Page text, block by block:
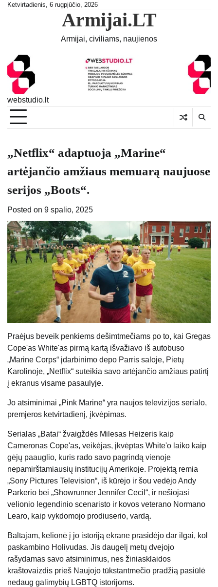
SkipKetvirtadienis, 6 rugpjūčio, 2026
Armijai.LT
Armijai, civiliams, naujienos
webstudio.lt
„Netflix“ adaptuoja „Marine“
artėjančio amžiaus memuarą naujuose
serijos „Boots“.
Posted on 9 spalio, 2025
Praėjus beveik penkiems dešimtmečiams po to, kai Gregas
Cope'as White'as pirmą kartą išvažiavo iš autobuso
„Marine Corps“ įdarbinimo depo Parris saloje, Pietų
Karolinoje, „Netflix“ suteikia savo artėjančio amžiaus patirtį
į ekranus visame pasaulyje.
Jo atsiminimai „Pink Marine“ yra naujos televizijos serialo,
premjeros ketvirtadienį, įkvėpimas.
Serialas „Batai“ žvaigždės Milesas Heizeris kaip
Cameronas Cope'as, veikėjas, įkvėptas White'o laiko kaip
gėjų paauglio, kuris rado savo pagrindą vienoje
nepamirštamiausių institucijų Amerikoje. Projektą remia
„Sony Pictures Television“, iš kūrėjo ir šou vedėjo Andy
Parkerio bei „Showrunner Jennifer Cecil“, ir nešiojasi
velionio legendinio scenaristo ir kovos veterano Normano
Learo, kaip vykdomojo prodiuserio, vardą.
Baltajam, kelionė į jo istoriją ekrane prasidėjo dar ilgai, kol
paskambino Holivudas. Jis daugelį metų dvejojo ​​
rašydamas savo atsiminimus, nes žiniasklaidos
kraštovaizdis prieš Naujojo tūkstantmečio pradžią pasiūlė
nedaug galimybių LGBTQ istorijoms.